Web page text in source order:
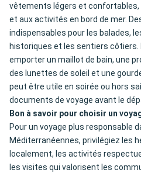
vêtements légers et confortables,
et aux activités en bord de mer.
indispensables pour les balades,
historiques et les sentiers côtiers.
emporter un maillot de bain, une
des lunettes de soleil et une
peut être utile en soirée ou hors
documents de voyage avant le
Bon à savoir pour choisir un
Pour un voyage plus responsable
Méditerranéennes, privilégiez les
localement, les activités
les visites qui valorisent les